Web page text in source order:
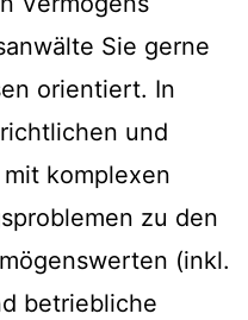
Sie gerne
orientiert. In
und
komplexen
zu den
(inkl.
betriebliche